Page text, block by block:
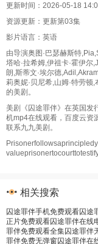
更新时间：2026-05-18
资源更新：更新第03集
影片语言：英语
由导演奥图·巴瑟赫斯特
塔哈·拉希姆,伊祖卡·霍伊尔
朗,斯蒂文·埃尔德
莉奥妮·贝尼希,山姆·特劳顿
的美剧。
美剧《囚途罪伴》在英国发
机mp4在线观看，百度云资
联系九九美剧。
相关搜索
囚途罪伴手机免费观看囚途
正片免费观看囚途罪伴在线
罪伴免费观看全集囚途罪伴
罪伴免费无弹窗囚途罪伴在